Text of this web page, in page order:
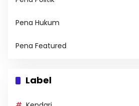
Pena Hukum
Pena Featured
Label